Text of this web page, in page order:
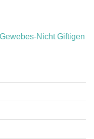
Nicht Giftigen